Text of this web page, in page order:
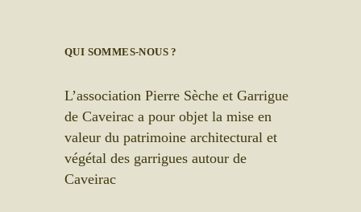
QUI SOMMES-NOUS ?
L’association Pierre Sèche et Garrigue
de Caveirac a pour objet la mise en
valeur du patrimoine architectural et
végétal des garrigues autour de
Caveirac